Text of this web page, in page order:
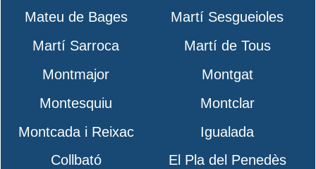
Mateu de Bages
Martí Sesgueioles
Martí Sarroca
Martí de Tous
Montmajor
Montgat
Montesquiu
Montclar
Montcada i Reixac
Igualada
Collbató
El Pla del Penedès